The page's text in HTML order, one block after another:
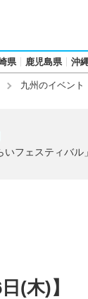
県 鹿児島県 沖
九州のイベント
フェスティバル
(木)】